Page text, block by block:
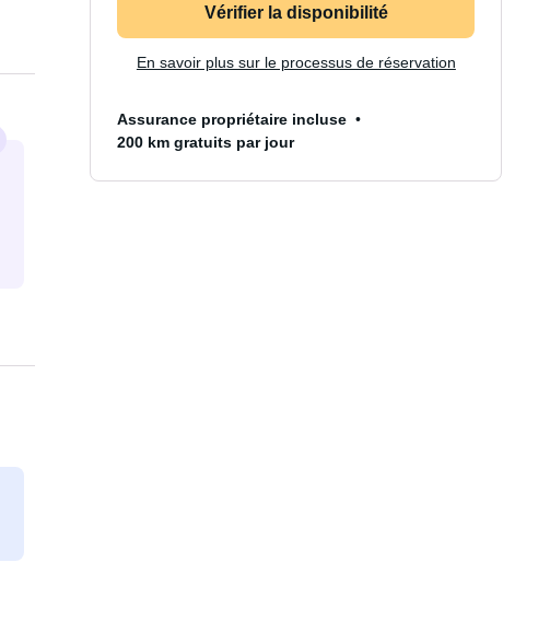
Vérifier la disponibilité
En savoir plus sur le processus de réservation
Assurance propriétaire incluse
200 km gratuits par jour